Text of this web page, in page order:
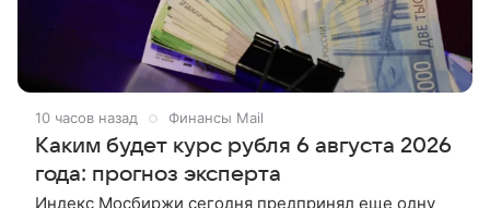
10 часов назад Финансы Mail
Каким будет курс рубля 6 августа 2026
года: прогноз эксперта
Индекс Мосбиржи сегодня предпринял еще одну